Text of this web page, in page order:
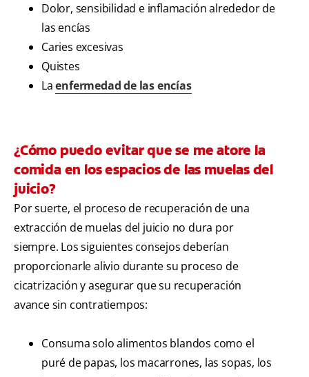
Dolor, sensibilidad e inflamación alrededor de
las encías
Caries excesivas
Quistes
Laenfermedad de las encías
¿Cómo puedo evitar que se me atore la
comida en los espacios de las muelas del
juicio?
Por suerte, el proceso de recuperación de una
extracción de muelas del juicio no dura por
siempre. Los siguientes consejos deberían
proporcionarle alivio durante su proceso de
cicatrización y asegurar que su recuperación
avance sin contratiempos:
Consuma solo alimentos blandos como el
puré de papas, los macarrones, las sopas, los